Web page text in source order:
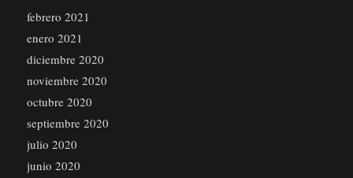
febrero 2021
enero 2021
diciembre 2020
noviembre 2020
octubre 2020
septiembre 2020
julio 2020
junio 2020